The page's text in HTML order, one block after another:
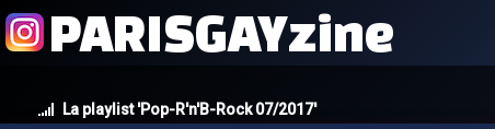
La playlist 'Pop-R'n'B-Rock 07/2017'
PARISGAYzine